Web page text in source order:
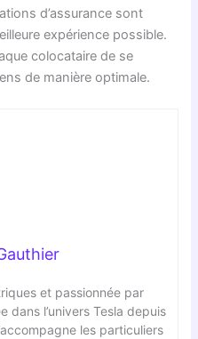
d’assurance sont
expérience possible.
colocataire de se
de manière optimale.
et passionnée par
dans l’univers Tesla depuis
les particuliers